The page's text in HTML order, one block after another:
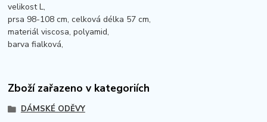
velikost L,
prsa 98-108 cm, celková délka 57 cm,
materiál viscosa, polyamid,
barva fialková,
Zboží zařazeno v kategoriích
DÁMSKÉ ODĚVY